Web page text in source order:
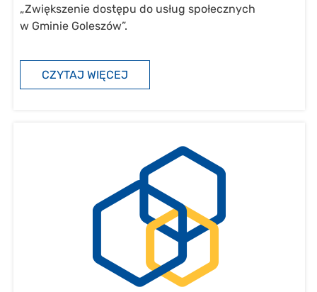
„Zwiększenie dostępu do usług społecznych
w Gminie Goleszów”.
CZYTAJ WIĘCEJ